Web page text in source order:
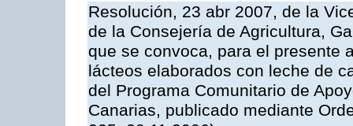
Resolución, 23 abr 2007, de la
de la Consejería de Agricultura,
que se convoca, para el presente
lácteos elaborados con leche de
del Programa Comunitario de
Canarias, publicado mediante